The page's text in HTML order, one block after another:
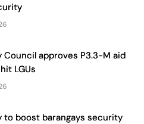
Council approves P3.3-M aid
LGUs
to boost barangays security